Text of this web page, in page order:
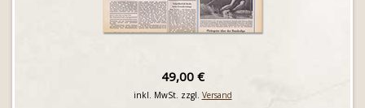
49,00 €
inkl. MwSt. zzgl. Versand